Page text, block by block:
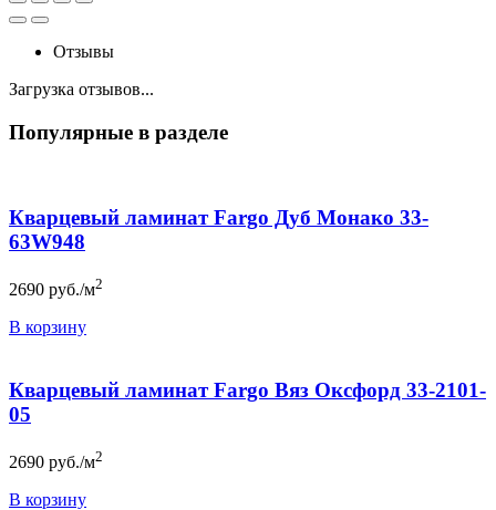
Отзывы
Загрузка отзывов...
Популярные в разделе
Кварцевый ламинат Fargo Дуб Монако 33-
63W948
2690 руб./м2
В корзину
Кварцевый ламинат Fargo Вяз Оксфорд 33-2101-
05
2690 руб./м2
В корзину